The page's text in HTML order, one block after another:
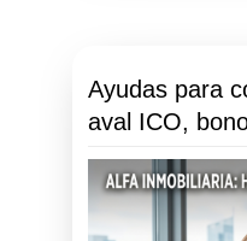
Ayudas para
aval ICO,